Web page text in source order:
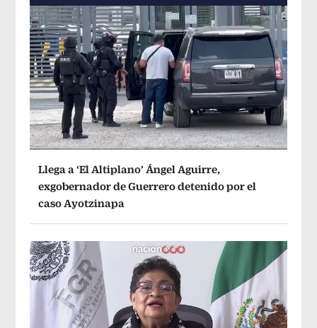
Llega a ‘El Altiplano’ Ángel Aguirre,
exgobernador de Guerrero detenido por el
caso Ayotzinapa